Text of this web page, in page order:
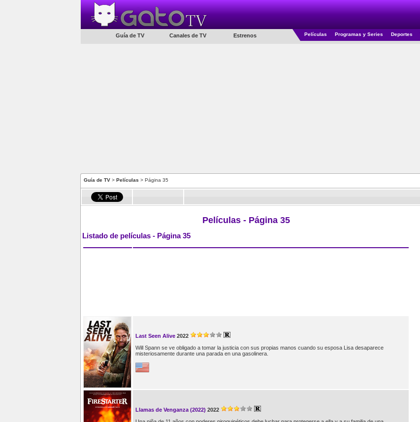
Guía de TV Canales de TV Estrenos Películas Programas y Series Deportes
Guía de TV > Películas > Página 35
Películas - Página 35
Listado de películas - Página 35
Last Seen Alive 2022
Will Spann se ve obligado a tomar la justicia con sus propias manos cuando su esposa Lisa desaparece
misteriosamente durante una parada en una gasolinera.
Llamas de Venganza (2022) 2022